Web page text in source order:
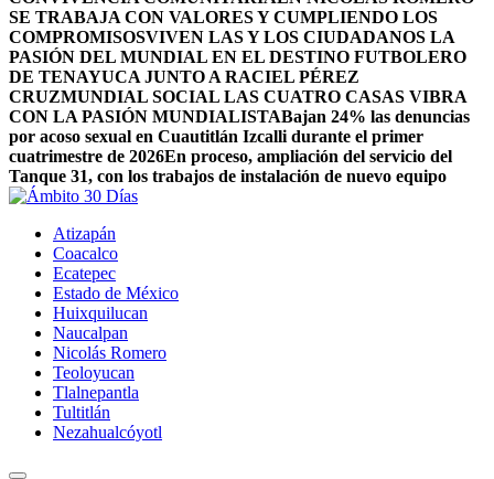
SE TRABAJA CON VALORES Y CUMPLIENDO LOS
COMPROMISOSVIVEN LAS Y LOS CIUDADANOS LA
PASIÓN DEL MUNDIAL EN EL DESTINO FUTBOLERO
DE TENAYUCA JUNTO A RACIEL PÉREZ
CRUZMUNDIAL SOCIAL LAS CUATRO CASAS VIBRA
CON LA PASIÓN MUNDIALISTABajan 24% las denuncias
por acoso sexual en Cuautitlán Izcalli durante el primer
cuatrimestre de 2026En proceso, ampliación del servicio del
Tanque 31, con los trabajos de instalación de nuevo equipo
Atizapán
Coacalco
Ecatepec
Estado de México
Huixquilucan
Naucalpan
Nicolás Romero
Teoloyucan
Tlalnepantla
Tultitlán
Nezahualcóyotl